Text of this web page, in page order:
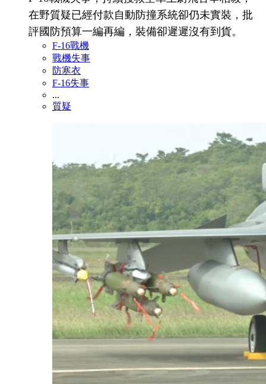
在野質疑已經付款自動防撞系統卻仍未實裝，批
評國防預算一編再編，裝備卻遲遲沒有到貨。
F-16戰機
戰機失事
防寒衣
F-16失事
...
質疑